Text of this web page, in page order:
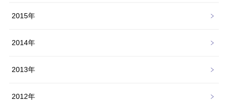
2015年
2014年
2013年
2012年